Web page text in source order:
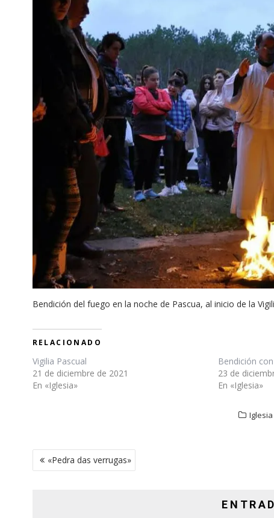
Bendición del fuego en la noche de Pascua, al inicio de la
RELACIONADO
Vigilia Pascual
21 de diciembre de 2021
En «Iglesia»
Bendición
23 de
En «Iglesia»
Iglesia
NAVEGACIÓN
DE
«Pedra das verrugas»